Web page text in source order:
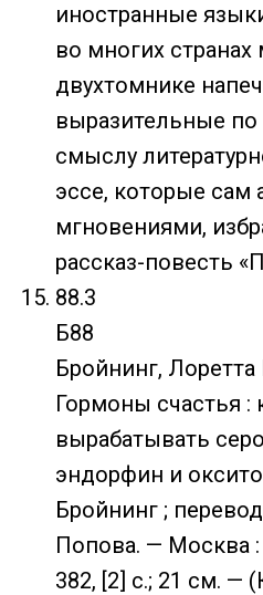
иностранные
во многих странах
двухтомнике
выразительные
смыслу
эссе, которые сам
мгновениями,
рассказ-повесть
88.3
Б88
Бройнинг, Лоретта
Гормоны счастья :
вырабатывать
эндорфин и
Бройнинг ;
Попова. — Москва
382, [2] с.; 21 см. —